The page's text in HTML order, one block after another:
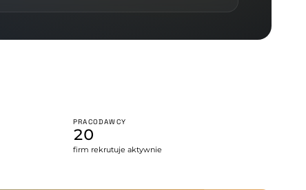
PRACODAWCY
20
firm rekrutuje aktywnie